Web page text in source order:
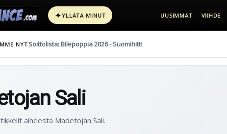
✦YLLÄTÄ MINUT UUSIMMAT VIIHDE
NYTSoittolista: Bilepoppia 2026 - Suomihitit
Sali
aiheesta Madetojan Sali.